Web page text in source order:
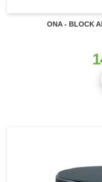
ONA - BLOCK